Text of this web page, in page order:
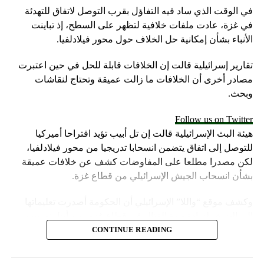
في الوقت الذي ساد فيه التفاؤل بقرب التوصل لاتفاق للتهدئة
في غزة، عادت ملفات خلافية لتظهر على السطح، إذ تباينت
الأنباء بشأن إمكانية حل الخلاف حول محور فيلادلفيا.
تقارير إسرائيلية قالت إن الخلافات قابلة للحل في حين اعتبرت
مصادر أخرى أن الخلافات ما زالت عميقة وتحتاج لنقاشات
وبحث.
Follow us on Twitter
هيئة البث الإسرائيلية قالت إن تل أبيب تؤيد اقتراحا أميركيا
للتوصل إلى اتفاق يتضمن انسحابا تدريجيا من محور فيلادلفيا،
لكن مصدرا مطلعا على المفاوضات كشف عن خلافات عميقة
بشأن انسحاب الجيش الإسرائيلي من قطاع غزة.
موقف إسرائيل في محادثات الهدنة.
وأشارت مصادر الموقع الإسرائيلي إلى أن المؤسسة الأمنية تقدّر
CONTINUE READING